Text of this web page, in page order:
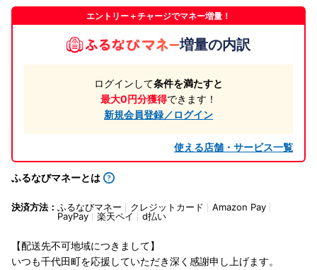
エントリー＋チャージでマネー増量！
増量の内訳
ログインして条件を満たすと
最大0円分獲得できます！
新規会員登録／ログイン
使える店舗・サービス一覧
ふるなびマネーとは
決済方法： ふるなびマネー クレジットカード
Amazon Pay
PayPay
楽天ペイ d払い
【配送先不可地域につきまして】
いつも千代田町を応援していただき深く感謝申し上げます。